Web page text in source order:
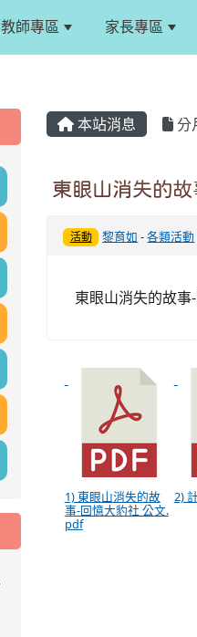
教師專區 家長專區
本站消息 分
東眼山消失的
活動 黎育如 -各類活動
東眼山消失的故事
1) 東眼山消失的故
事-回憶大豹社 公文.
pdf
2)